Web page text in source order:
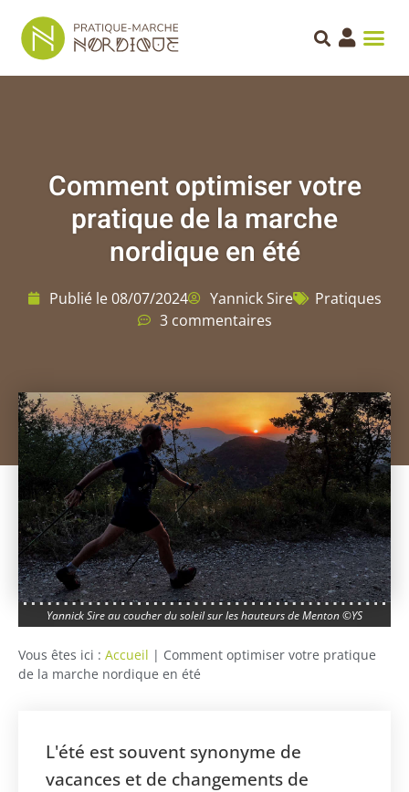
Comment optimiser votre
pratique de la marche
nordique en été
Publié le08/07/2024 Yannick Sire
Pratiques
3 commentaires
Yannick Sire au coucher du soleil sur les hauteurs de Menton ©YS
Vous êtes ici : Accueil | Comment optimiser votre pratique
de la marche nordique en été
L'été est souvent synonyme de
vacances et de changements de